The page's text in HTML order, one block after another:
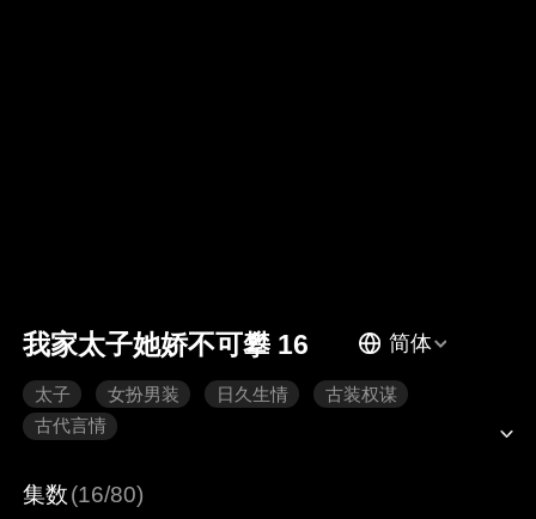
我家太子她娇不可攀 16 简体
太子 女扮男装 日久生情
古装权谋
古代言情
集数(16/80)